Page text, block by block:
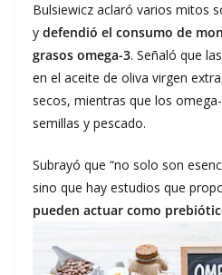
Bulsiewicz aclaró varios mitos
y defendió el consumo de
grasos omega-3. Señaló que
en el aceite de oliva virgen
secos, mientras que los
semillas y pescado.
Subrayó que “no solo son
sino que hay estudios que
pueden actuar como